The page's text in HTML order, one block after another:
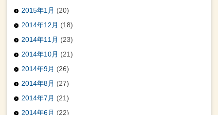
2015年1月 (20)
2014年12月 (18)
2014年11月 (23)
2014年10月 (21)
2014年9月 (26)
2014年8月 (27)
2014年7月 (21)
2014年6月 (22)